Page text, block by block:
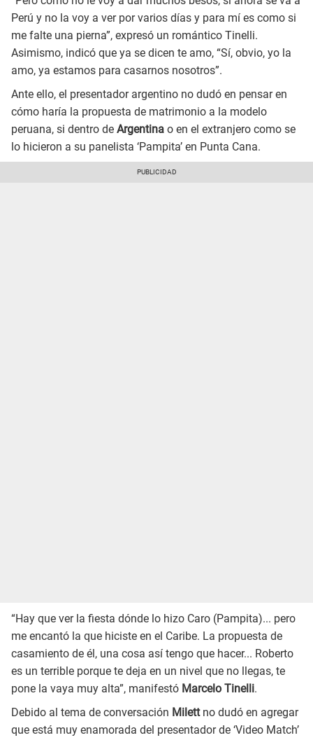
Perú y no la voy a ver por varios días y para mí es como si
me falte una pierna”, expresó un romántico Tinelli.
Asimismo, indicó que ya se dicen te amo, “Sí, obvio, yo la
amo, ya estamos para casarnos nosotros”.
Ante ello, el presentador argentino no dudó en pensar en
cómo haría la propuesta de matrimonio a la modelo
peruana, si dentro de Argentina o en el extranjero como se
lo hicieron a su panelista ‘Pampita’ en Punta Cana.
“Hay que ver la fiesta dónde lo hizo Caro (Pampita)... pero
me encantó la que hiciste en el Caribe. La propuesta de
casamiento de él, una cosa así tengo que hacer... Roberto
es un terrible porque te deja en un nivel que no llegas, te
pone la vaya muy alta”, manifestó Marcelo Tinelli.
Debido al tema de conversación Milettno dudó en agregar
que está muy enamorada del presentador de ‘Video Match’